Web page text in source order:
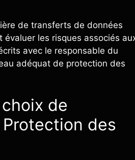
de transferts de données
évaluer les risques associés
avec le responsable du
adéquat de protection des
de
des